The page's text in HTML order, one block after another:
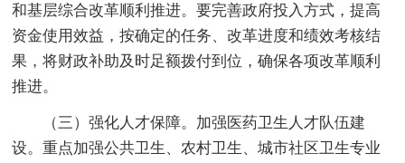
和基层综合改革顺利推进。要完善政府投入方式，提高
资金使用效益，按确定的任务、改革进度和绩效考核结
果，将财政补助及时足额拨付到位，确保各项改革顺利
推进。
（三）强化人才保障。加强医药卫生人才队伍建
设。重点加强公共卫生、农村卫生、城市社区卫生专业